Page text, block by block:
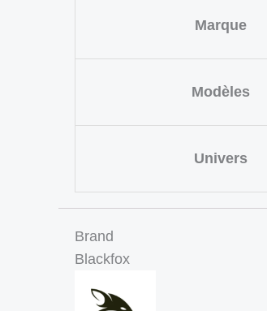
Marque
Modèles
Univers
Brand
Blackfox